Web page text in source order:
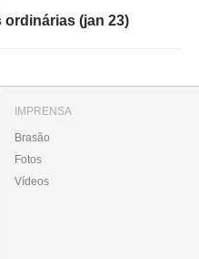
(jan 23)
IMPRENSA
Brasão
Fotos
Vídeos